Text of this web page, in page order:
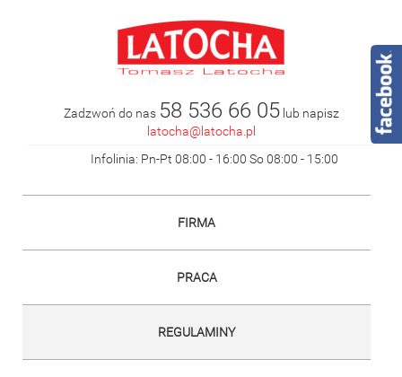
Zadzwoń do nas 58 536 66 05lub napisz
latocha@latocha.pl
Infolinia: Pn-Pt 08:00 - 16:00 So 08:00 - 15:00
FIRMA
PRACA
REGULAMINY